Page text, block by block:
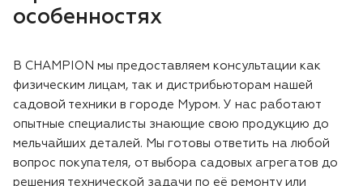
особенностях
В CHAMPION мы предоставляем консультации как
физическим лицам, так и дистрибьюторам нашей
садовой техники в городе Муром. У нас работают
опытные специалисты знающие свою продукцию до
мельчайших деталей. Мы готовы ответить на любой
вопрос покупателя, от выбора садовых агрегатов до
решения технической задачи по её ремонту или